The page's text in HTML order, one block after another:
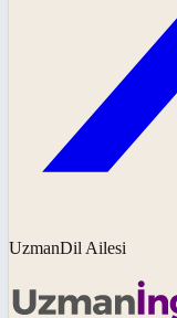
UzmanDil Ailesi